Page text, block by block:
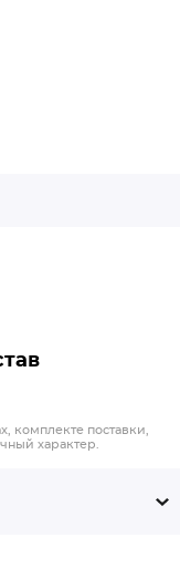
комплекте поставки,
характер.